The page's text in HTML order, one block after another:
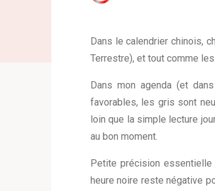
Dans le calendrier chinois,
Terrestre), et tout comme
Dans mon agenda (et
favorables, les gris sont
loin que la simple lecture
au bon moment.
Petite précision
heure noire reste négative